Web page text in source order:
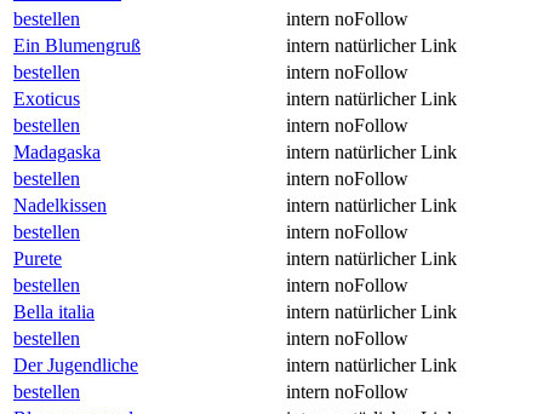
bestellen
intern noFollow
Ein Blumengruß
intern natürlicher Link
bestellen
intern noFollow
Exoticus
intern natürlicher Link
bestellen
intern noFollow
Madagaska
intern natürlicher Link
bestellen
intern noFollow
Nadelkissen
intern natürlicher Link
bestellen
intern noFollow
Purete
intern natürlicher Link
bestellen
intern noFollow
Bella italia
intern natürlicher Link
bestellen
intern noFollow
Der Jugendliche
intern natürlicher Link
bestellen
intern noFollow